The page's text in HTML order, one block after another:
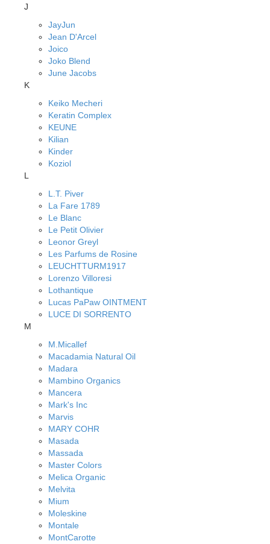
J
JayJun
Jean D'Arcel
Joico
Joko Blend
June Jacobs
K
Keiko Mecheri
Keratin Complex
KEUNE
Kilian
Kinder
Koziol
L
L.T. Piver
La Fare 1789
Le Blanc
Le Petit Olivier
Leonor Greyl
Les Parfums de Rosine
LEUCHTTURM1917
Lorenzo Villoresi
Lothantique
Lucas PaPaw OINTMENT
LUCE DI SORRENTO
M
M.Micallef
Macadamia Natural Oil
Madara
Mambino Organics
Mancera
Mark's Inc
Marvis
MARY COHR
Masada
Massada
Master Colors
Melica Organic
Melvita
Mium
Moleskine
Montale
MontCarotte